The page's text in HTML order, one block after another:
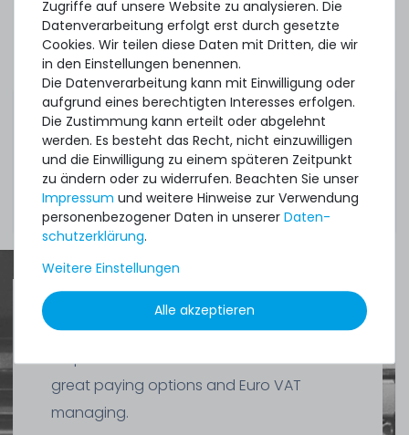
Generic Part No.:
830262-002
Renew Part No.:
830262-002U
Part No.:
830270-201
Zustand:
gebraucht, sehr gut
Lieferumfang:
1x Netzteil
Quick shipment for heavy-weigth servers
an perfect state of the machines. Also
great paying options and Euro VAT
managing.
Zugriffe auf unsere Website zu analysieren. Die
Datenverarbeitung erfolgt erst durch gesetzte
Cookies. Wir teilen diese Daten mit Dritten, die wir
in den Einstellungen benennen.
Die Datenverarbeitung kann mit Einwilligung oder
aufgrund eines berechtigten Interesses erfolgen.
Die Zustimmung kann erteilt oder abgelehnt
werden. Es besteht das Recht, nicht einzuwilligen
und die Einwilligung zu einem späteren Zeitpunkt
zu ändern oder zu widerrufen. Beachten Sie unser
Impressum und weitere Hinweise zur Verwendung
personenbezogener Daten in unserer Daten­
schutz­erklärung.
Weitere Einstellungen
Alle akzeptieren